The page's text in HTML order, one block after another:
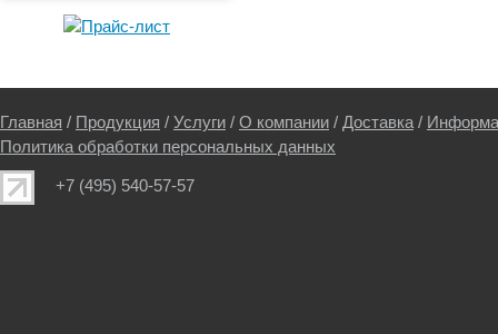
Главная / Продукция / Услуги / О компании / Доставка /
Политика обработки персональных данных
+7 (495) 540-57-57